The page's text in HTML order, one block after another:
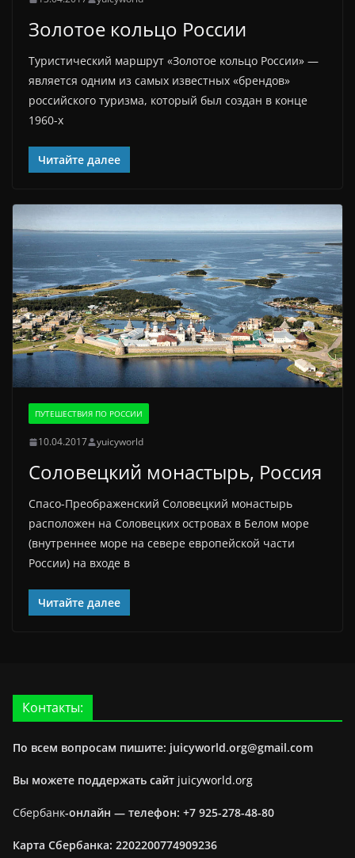
Золотое кольцо России
Туристический маршрут «Золотое кольцо России» —
является одним из самых известных «брендов»
российского туризма, который был создан в конце
1960-х
Читайте далее
ПУТЕШЕСТВИЯ ПО РОССИИ
10.04.2017 yuicyworld
Соловецкий монастырь, Россия
Спасо-Преображенский Соловецкий монастырь
расположен на Соловецких островах в Белом море
(внутреннее море на севере европейской части
России) на входе в
Читайте далее
Контакты:
По всем вопросам пишите: juicyworld.org@gmail.com
Вы можете поддержать сайт juicyworld.org
Сбербанк-онлайн — телефон: +7 925-278-48-80
Карта Сбербанка: 2202200774909236